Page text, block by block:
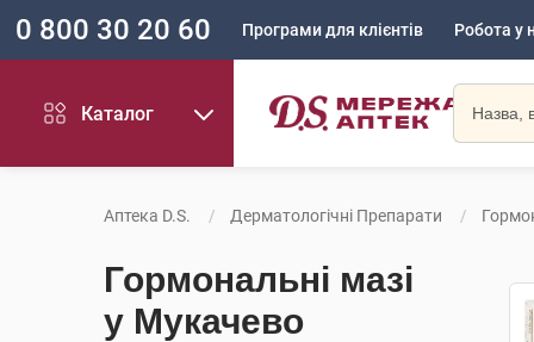
0 800 30 20 60 Програми для клієнтів Робота у
Каталог
Аптека D.S. Дерматологічні Препарати
Гормональні мазі
у Мукачево